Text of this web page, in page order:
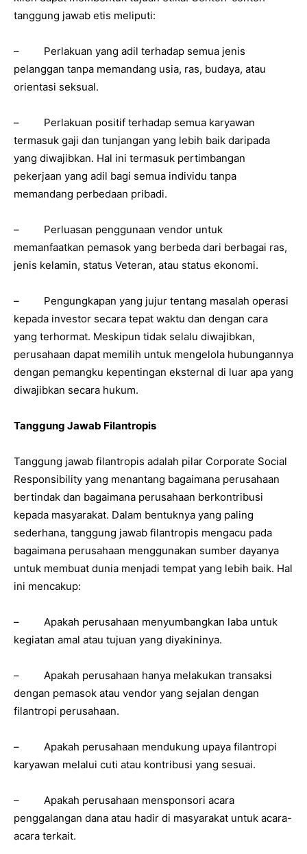
tanggung jawab etis meliputi:
– Perlakuan yang adil terhadap semua jenis
pelanggan tanpa memandang usia, ras, budaya, atau
orientasi seksual.
– Perlakuan positif terhadap semua karyawan
termasuk gaji dan tunjangan yang lebih baik daripada
yang diwajibkan. Hal ini termasuk pertimbangan
pekerjaan yang adil bagi semua individu tanpa
memandang perbedaan pribadi.
– Perluasan penggunaan vendor untuk
memanfaatkan pemasok yang berbeda dari berbagai ras,
jenis kelamin, status Veteran, atau status ekonomi.
– Pengungkapan yang jujur tentang masalah operasi
kepada investor secara tepat waktu dan dengan cara
yang terhormat. Meskipun tidak selalu diwajibkan,
perusahaan dapat memilih untuk mengelola hubungannya
dengan pemangku kepentingan eksternal di luar apa yang
diwajibkan secara hukum.
Tanggung Jawab Filantropis
Tanggung jawab filantropis adalah pilar Corporate Social
Responsibility yang menantang bagaimana perusahaan
bertindak dan bagaimana perusahaan berkontribusi
kepada masyarakat. Dalam bentuknya yang paling
sederhana, tanggung jawab filantropis mengacu pada
bagaimana perusahaan menggunakan sumber dayanya
untuk membuat dunia menjadi tempat yang lebih baik. Hal
ini mencakup:
– Apakah perusahaan menyumbangkan laba untuk
kegiatan amal atau tujuan yang diyakininya.
– Apakah perusahaan hanya melakukan transaksi
dengan pemasok atau vendor yang sejalan dengan
filantropi perusahaan.
– Apakah perusahaan mendukung upaya filantropi
karyawan melalui cuti atau kontribusi yang sesuai.
– Apakah perusahaan mensponsori acara
penggalangan dana atau hadir di masyarakat untuk acara-
acara terkait.